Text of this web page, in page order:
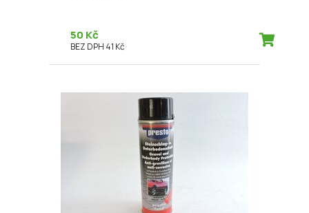
50 Kč
BEZ DPH 41 Kč